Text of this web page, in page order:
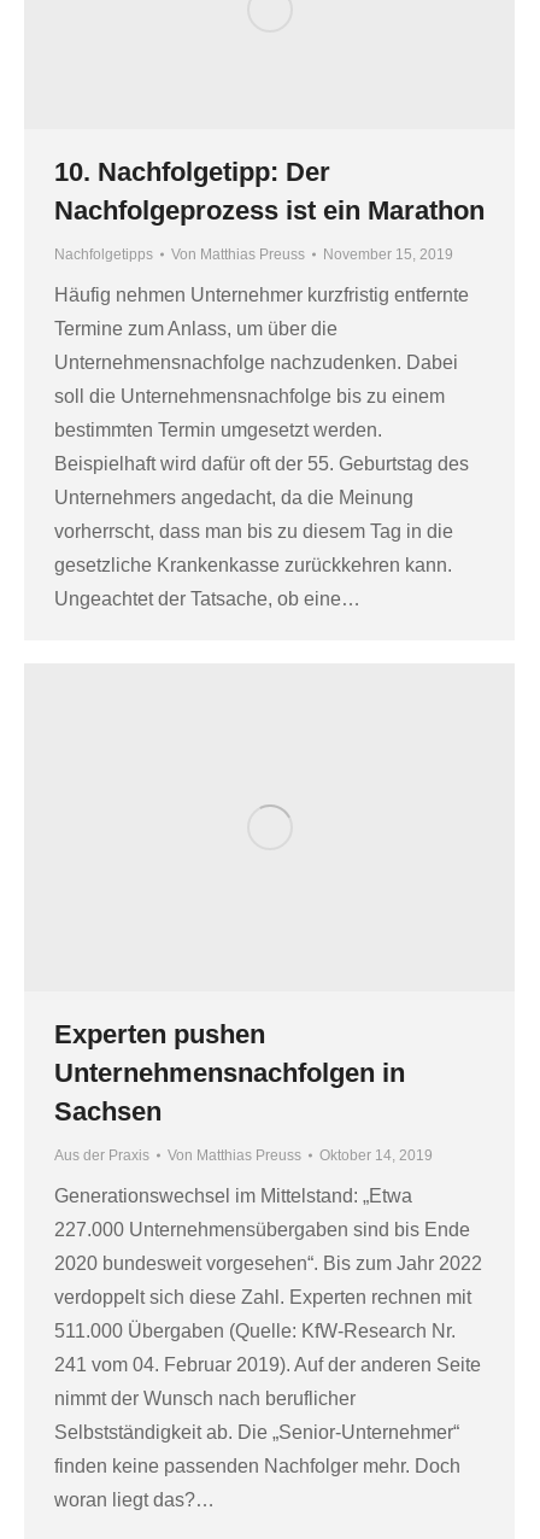
10. Nachfolgetipp: Der
Nachfolgeprozess ist ein Marathon
Nachfolgetipps Von Matthias Preuss November 15, 2019
Häufig nehmen Unternehmer kurzfristig entfernte
Termine zum Anlass, um über die
Unternehmensnachfolge nachzudenken. Dabei
soll die Unternehmensnachfolge bis zu einem
bestimmten Termin umgesetzt werden.
Beispielhaft wird dafür oft der 55. Geburtstag des
Unternehmers angedacht, da die Meinung
vorherrscht, dass man bis zu diesem Tag in die
gesetzliche Krankenkasse zurückkehren kann.
Ungeachtet der Tatsache, ob eine…
Experten pushen
Unternehmensnachfolgen in
Sachsen
Aus der Praxis Von Matthias Preuss Oktober 14, 2019
Generationswechsel im Mittelstand: „Etwa
227.000 Unternehmensübergaben sind bis Ende
2020 bundesweit vorgesehen“. Bis zum Jahr 2022
verdoppelt sich diese Zahl. Experten rechnen mit
511.000 Übergaben (Quelle: KfW-Research Nr.
241 vom 04. Februar 2019). Auf der anderen Seite
nimmt der Wunsch nach beruflicher
Selbstständigkeit ab. Die „Senior-Unternehmer“
finden keine passenden Nachfolger mehr. Doch
woran liegt das?…